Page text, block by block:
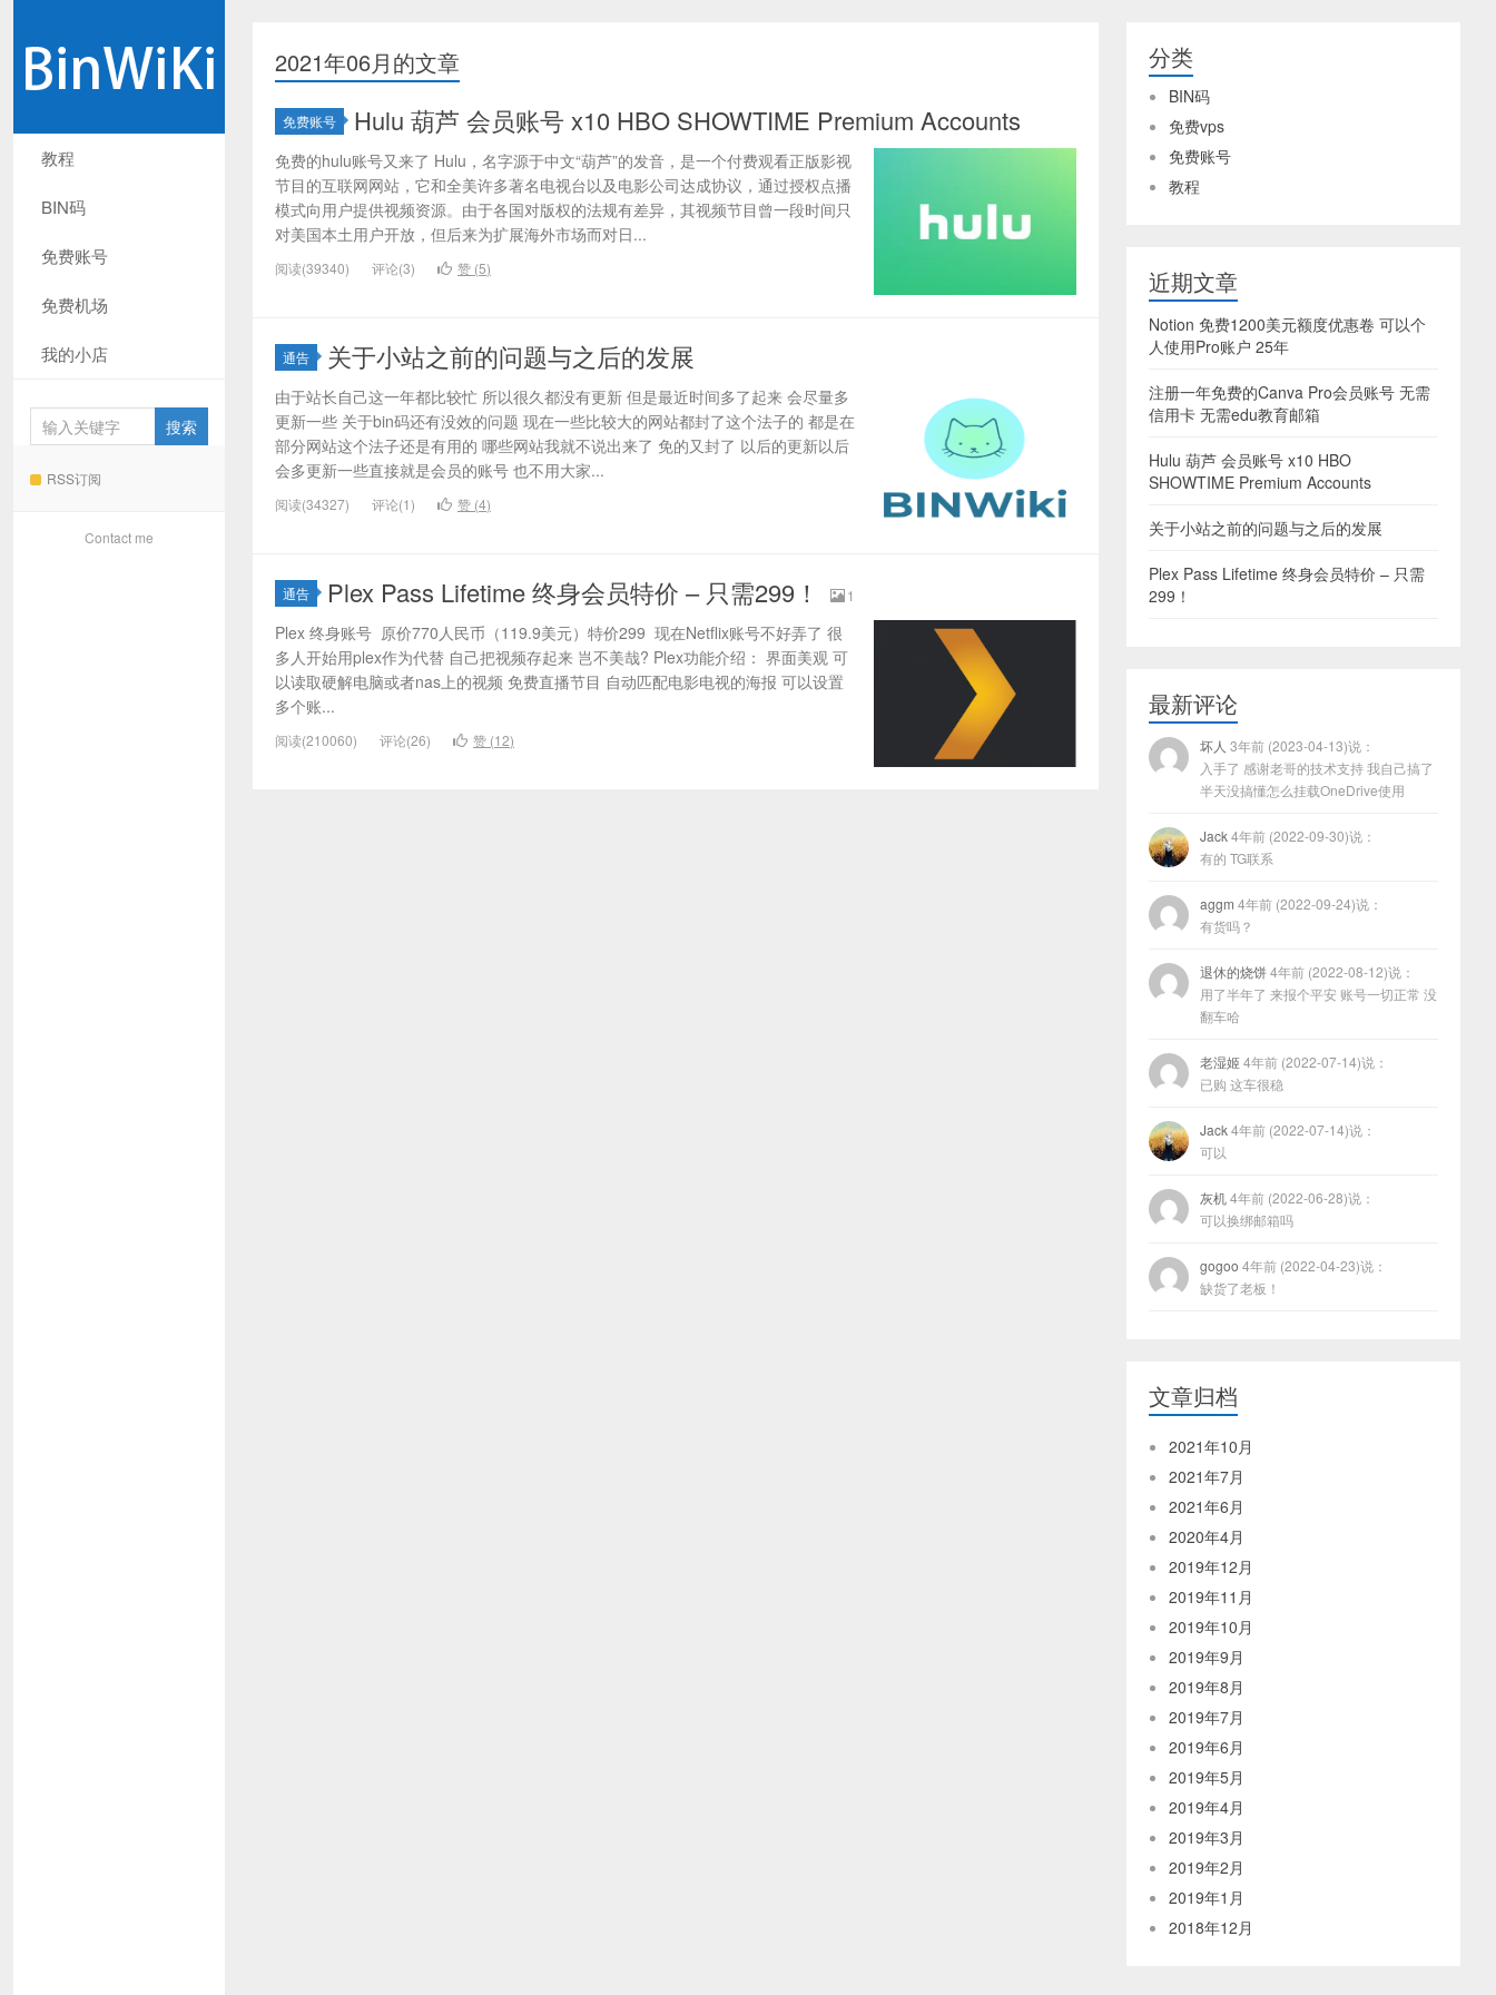
教程
BIN码
免费账号
免费机场
我的小店
RSS订阅
Contact me
2021年06月的文章
免费账号 Hulu 葫芦 会员账号 x10 HBO SHOWTIME Premium Accounts
免费的hulu账号又来了 Hulu，名字源于中文“葫芦”的发音，是一个付费观看正版影视
节目的互联网网站，它和全美许多著名电视台以及电影公司达成协议，通过授权点播
模式向用户提供视频资源。由于各国对版权的法规有差异，其视频节目曾一段时间只
对美国本土用户开放，但后来为扩展海外市场而对日...
阅读(39340) 评论(3) 赞 (5)
通告 关于小站之前的问题与之后的发展
由于站长自己这一年都比较忙 所以很久都没有更新 但是最近时间多了起来 会尽量多
更新一些 关于bin码还有没效的问题 现在一些比较大的网站都封了这个法子的 都是在
部分网站这个法子还是有用的 哪些网站我就不说出来了 免的又封了 以后的更新以后
会多更新一些直接就是会员的账号 也不用大家...
阅读(34327) 评论(1) 赞 (4)
通告 Plex Pass Lifetime 终身会员特价 – 只需299！ 1
Plex 终身账号 原价770人民币（119.9美元）特价299 现在Netflix账号不好弄了 很
多人开始用plex作为代替 自己把视频存起来 岂不美哉? Plex功能介绍： 界面美观 可
以读取硬解电脑或者nas上的视频 免费直播节目 自动匹配电影电视的海报 可以设置
多个账...
阅读(210060) 评论(26) 赞 (12)
分类
BIN码
免费vps
免费账号
教程
近期文章
Notion 免费1200美元额度优惠卷 可以个
人使用Pro账户 25年
注册一年免费的Canva Pro会员账号 无需
信用卡 无需edu教育邮箱
Hulu 葫芦 会员账号 x10 HBO
SHOWTIME Premium Accounts
关于小站之前的问题与之后的发展
Plex Pass Lifetime 终身会员特价 – 只需
299！
最新评论
坏人 3年前 (2023-04-13)说：
入手了 感谢老哥的技术支持 我自己搞了
半天没搞懂怎么挂载OneDrive使用
Jack4年前 (2022-09-30)说：
有的 TG联系
aggm 4年前 (2022-09-24)说：
有货吗？
退休的烧饼4年前 (2022-08-12)说：
用了半年了 来报个平安 账号一切正常 没
翻车哈
老湿姬4年前 (2022-07-14)说：
已购 这车很稳
Jack4年前 (2022-07-14)说：
可以
灰机4年前 (2022-06-28)说：
可以换绑邮箱吗
gogoo 4年前 (2022-04-23)说：
缺货了老板！
文章归档
2021年10月
2021年7月
2021年6月
2020年4月
2019年12月
2019年11月
2019年10月
2019年9月
2019年8月
2019年7月
2019年6月
2019年5月
2019年4月
2019年3月
2019年2月
2019年1月
2018年12月